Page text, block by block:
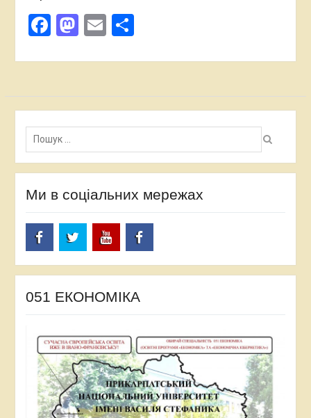
Facebook
Mastodon
EmailПоділитися
Пошук:
Ми в соціальних мережах
051 ЕКОНОМІКА